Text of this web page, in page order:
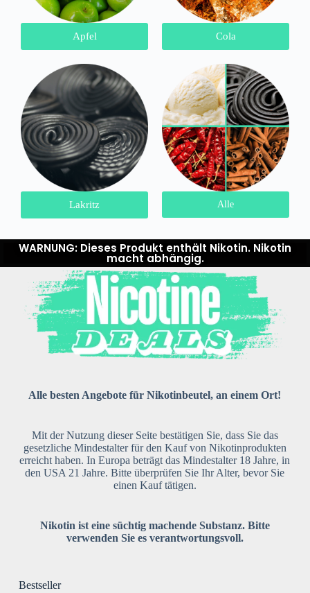
Apfel Cola
Lakritz Alle
WARNUNG: Dieses Produkt enthält Nikotin. Nikotin
macht abhängig.
Alle besten Angebote für Nikotinbeutel, an einem Ort!
Mit der Nutzung dieser Seite bestätigen Sie, dass Sie das
gesetzliche Mindestalter für den Kauf von Nikotinprodukten
erreicht haben. In Europa beträgt das Mindestalter 18 Jahre, in
den USA 21 Jahre. Bitte überprüfen Sie Ihr Alter, bevor Sie
einen Kauf tätigen.
Nikotin ist eine süchtig machende Substanz. Bitte
verwenden Sie es verantwortungsvoll.
Bestseller